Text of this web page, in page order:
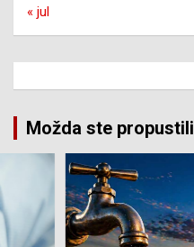
« jul
Možda ste propustili